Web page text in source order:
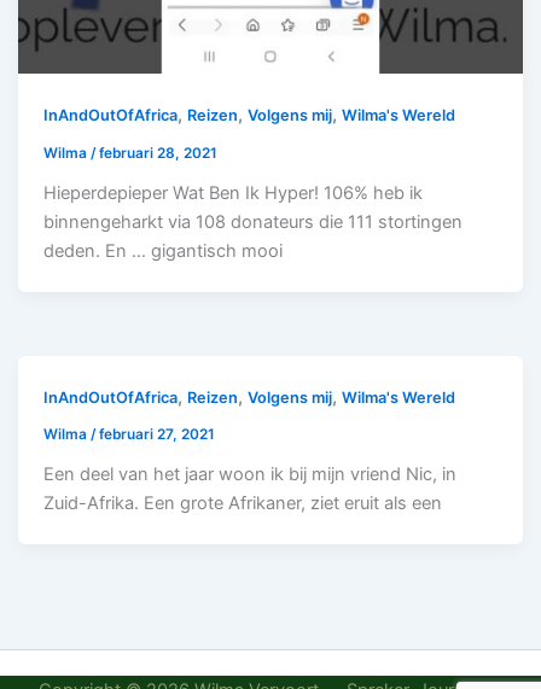
InAndOutOfAfrica, Reizen,Volgens mij,Wilma's Wereld
Wilma /februari 28, 2021
Hieperdepieper Wat Ben Ik Hyper! 106% heb ik
binnengeharkt via 108 donateurs die 111 stortingen
deden. En … gigantisch mooi
InAndOutOfAfrica, Reizen,Volgens mij,Wilma's Wereld
Wilma/februari 27, 2021
Een deel van het jaar woon ik bij mijn vriend Nic, in
Zuid-Afrika. Een grote Afrikaner, ziet eruit als een